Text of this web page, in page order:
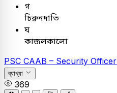
গ
চিরুনদাতি
ঘ
কাজলকালো
PSC CAAB – Security Officer
ব্যাখ্যা
369